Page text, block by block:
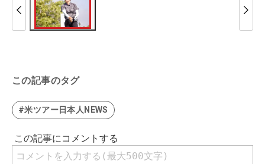
この記事のタグ
#米ツアー日本人NEWS